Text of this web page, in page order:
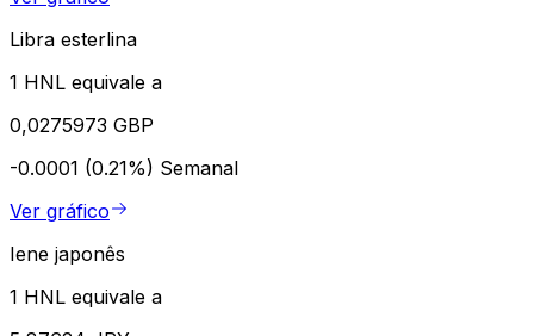
Libra esterlina
1 HNL equivale a
0,0275973 GBP
-0.0001 (0.21%) Semanal
Ver gráfico
Iene japonês
1 HNL equivale a